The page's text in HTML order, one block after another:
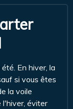
En hiver, la
si vous êtes
la voile
l'hiver, éviter